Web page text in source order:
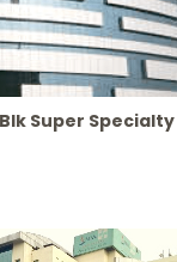
Blk Super Specialty